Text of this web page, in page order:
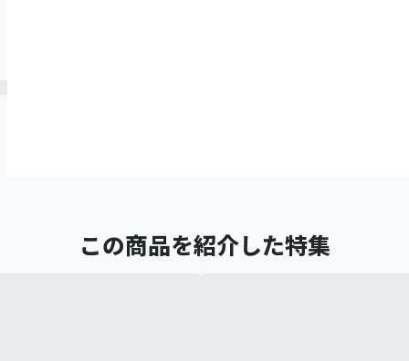
この商品を紹介した特集